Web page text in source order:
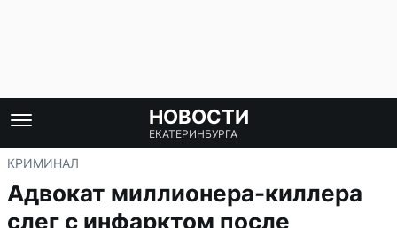
НОВОСТИ
ЕКАТЕРИНБУРГА
КРИМИНАЛ
Адвокат миллионера-киллера
слег с инфарктом после